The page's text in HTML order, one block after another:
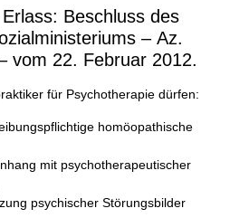
Beschluss des
– Az.
vom 22. Februar 2012.
für Psychotherapie dürfen:
homöopathische
mit psychotherapeutischer
psychischer Störungsbilder